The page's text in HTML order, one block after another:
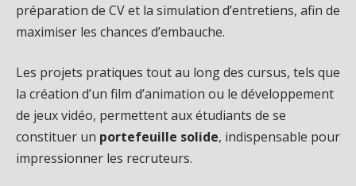
préparation de CV et la simulation d’entretiens, afin de
maximiser les chances d’embauche.
Les projets pratiques tout au long des cursus, tels que
la création d’un film d’animation ou le développement
de jeux vidéo, permettent aux étudiants de se
constituer un portefeuille solide, indispensable pour
impressionner les recruteurs.